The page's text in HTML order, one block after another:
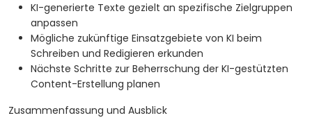
KI-generierte Texte gezielt an spezifische Zielgruppen
anpassen
Mögliche zukünftige Einsatzgebiete von KI beim
Schreiben und Redigieren erkunden
Nächste Schritte zur Beherrschung der KI-gestützten
Content-Erstellung planen
Zusammenfassung und Ausblick